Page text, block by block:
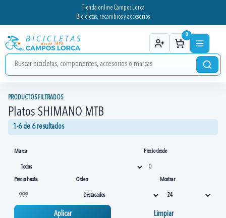
Tienda online Campos Lorca
Bicicletas, recambios y accesorios
0
PRODUCTOS FILTRADOS
Platos SHIMANO MTB
1-6 de 6 resultados
Marca Precio desde
Precio hasta Orden Mostrar
Aplicar Limpiar